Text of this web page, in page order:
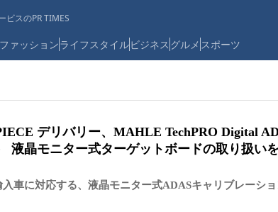
ビスのPR TIMES
ファッションライフスタイルビジネス グルメ スポーツ
デリバリー、MAHLE TechPRO Digital
液晶モニター式ターゲットボードの取り扱い
入車に対応する、液晶モニター式ADASキャリブレーシ